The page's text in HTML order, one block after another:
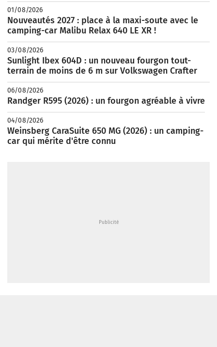
01/08/2026
Nouveautés 2027 : place à la maxi-soute avec le
camping-car Malibu Relax 640 LE XR !
03/08/2026
Sunlight Ibex 604D : un nouveau fourgon tout-
terrain de moins de 6 m sur Volkswagen Crafter
06/08/2026
Randger R595 (2026) : un fourgon agréable à vivre
04/08/2026
Weinsberg CaraSuite 650 MG (2026) : un camping-
car qui mérite d'être connu